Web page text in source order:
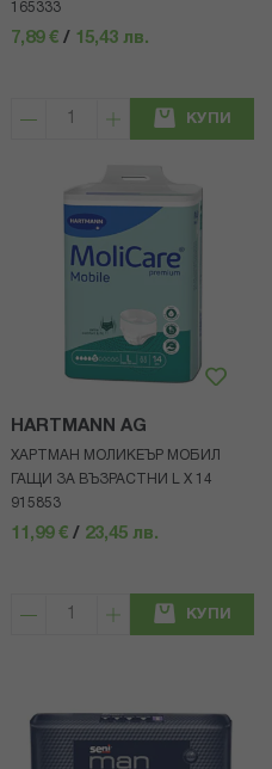
165333
7,89 € / 15,43 лв.
КУПИ
HARTMANN AG
ХАРТМАН МОЛИКЕЪР МОБИЛ
ГАЩИ ЗА ВЪЗРАСТНИ L Х 14
915853
11,99 € / 23,45 лв.
КУПИ